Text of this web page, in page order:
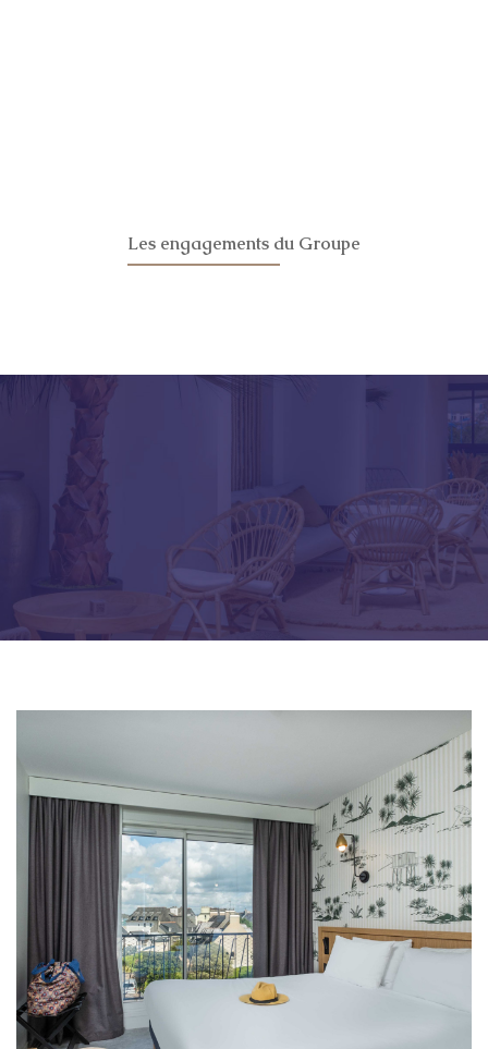
Les engagements du Groupe